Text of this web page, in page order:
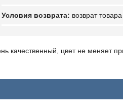
возврат
качественный, цвет не меняет